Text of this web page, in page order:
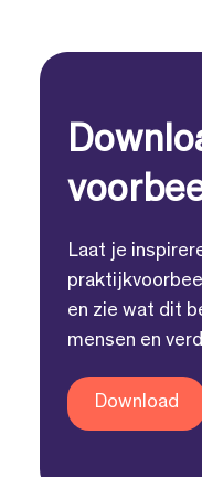
Laat je
en zie wat dit
mensen en
Download